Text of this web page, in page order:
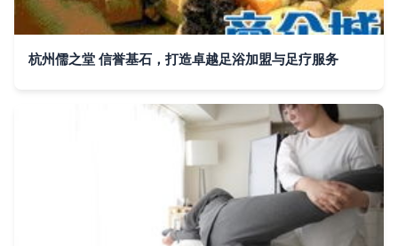
杭州儒之堂 信誉基石，打造卓越足浴加盟与足疗服务